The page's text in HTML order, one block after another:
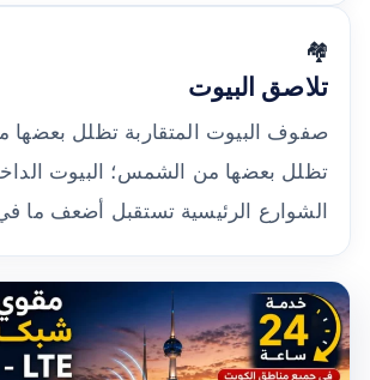
🏘️
تلاصق البيوت
صفوف البيوت المتقاربة تظلل بعضها
تظلل بعضها من الشمس؛ البيوت
الشوارع الرئيسية تستقبل أضعف ما